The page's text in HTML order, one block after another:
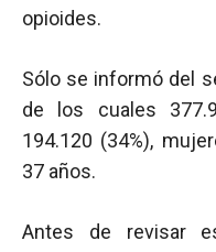
opioides.
Sólo se informó del
de los cuales
194.120 (34%),
37 años.
Antes de revisar